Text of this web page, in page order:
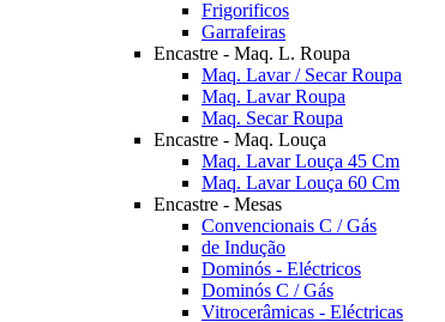
Frigorificos
Garrafeiras
Encastre - Maq. L. Roupa
Maq. Lavar / Secar Roupa
Maq. Lavar Roupa
Maq. Secar Roupa
Encastre - Maq. Louça
Maq. Lavar Louça 45 Cm
Maq. Lavar Louça 60 Cm
Encastre - Mesas
Convencionais C / Gás
de Indução
Dominós - Eléctricos
Dominós C / Gás
Vitrocerâmicas - Eléctricas